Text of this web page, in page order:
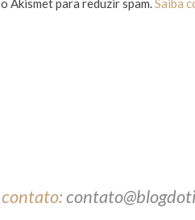
Akismet para reduzir spam.Saiba